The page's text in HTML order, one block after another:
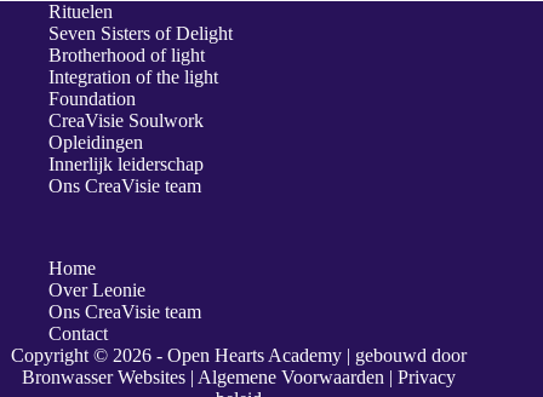
Rituelen
Seven Sisters of Delight
Brotherhood of light
Integration of the light
Foundation
CreaVisie Soulwork
Opleidingen
Innerlijk leiderschap
Ons CreaVisie team
Home
Over Leonie
Ons CreaVisie team
Contact
Copyright © 2026 - Open Hearts Academy | gebouwd door
Bronwasser Websites | Algemene Voorwaarden | Privacy